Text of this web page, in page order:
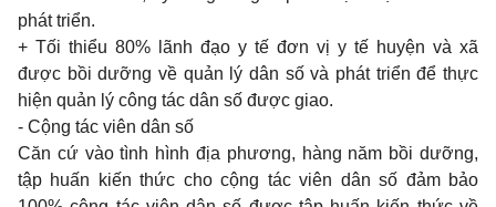
phát triển.
+ Tối thiểu 80% lãnh đạo y tế đơn vị y tế huyện và xã
được bồi dưỡng về quản lý dân số và phát triển để thực
hiện quản lý công tác dân số được giao.
- Cộng tác viên dân số
Căn cứ vào tình hình địa phương, hàng năm bồi dưỡng,
tập huấn kiến thức chocộng tác viên dân số đảm bảo